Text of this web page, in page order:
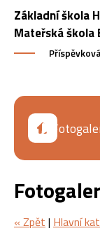
Základní škola
Mateřská škola
« Zpět | Hlavní